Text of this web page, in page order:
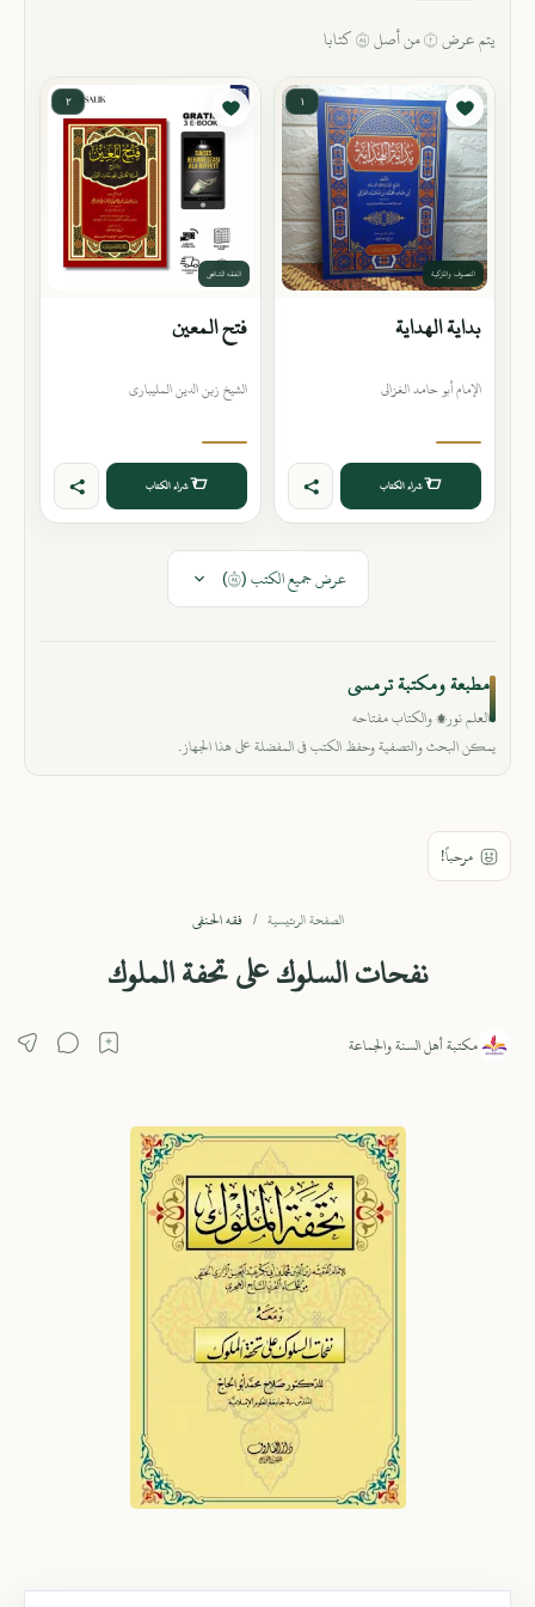
يتم عرض ٢ من أصل ٤٨ كتابا
١
التصوف والتزكية
بداية الهداية
الإمام أبو حامد الغزالي
شراء الكتاب
٢
الفقه الشافعي
فتح المعين
الشيخ زين الدين المليباري
شراء الكتاب
عرض جميع الكتب (٤٨)
مطبعة ومكتبة ترمسي
العلم نور، والكتاب مفتاحه
يمكن البحث والتصفية وحفظ الكتب في المفضلة على هذا الجهاز.
الصفحة الرئيسية فقه الحنفي
نفحات السلوك على تحفة الملوك